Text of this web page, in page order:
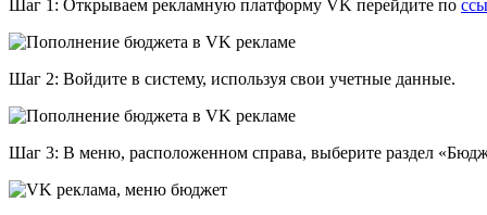
Шаг 1: Открываем рекламную платформу VK перейдите по
Шаг 2: Войдите в систему, используя свои учетные данные.
Шаг 3: В меню, расположенном справа, выберите раздел